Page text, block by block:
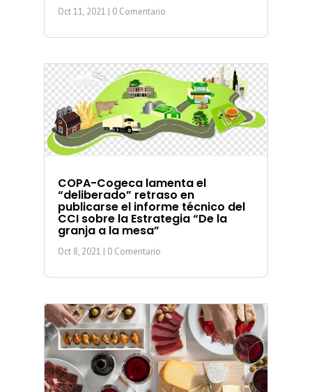
Oct 11, 2021 | 0 Comentario
COPA-Cogeca lamenta el
“deliberado” retraso en
publicarse el informe técnico del
CCI sobre la Estrategia “De la
granja a la mesa”
Oct 8, 2021 | 0 Comentario